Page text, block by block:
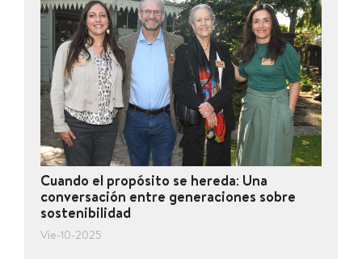
Cuando el propósito se hereda: Una
conversación entre generaciones sobre
sostenibilidad
Vie-10-2025